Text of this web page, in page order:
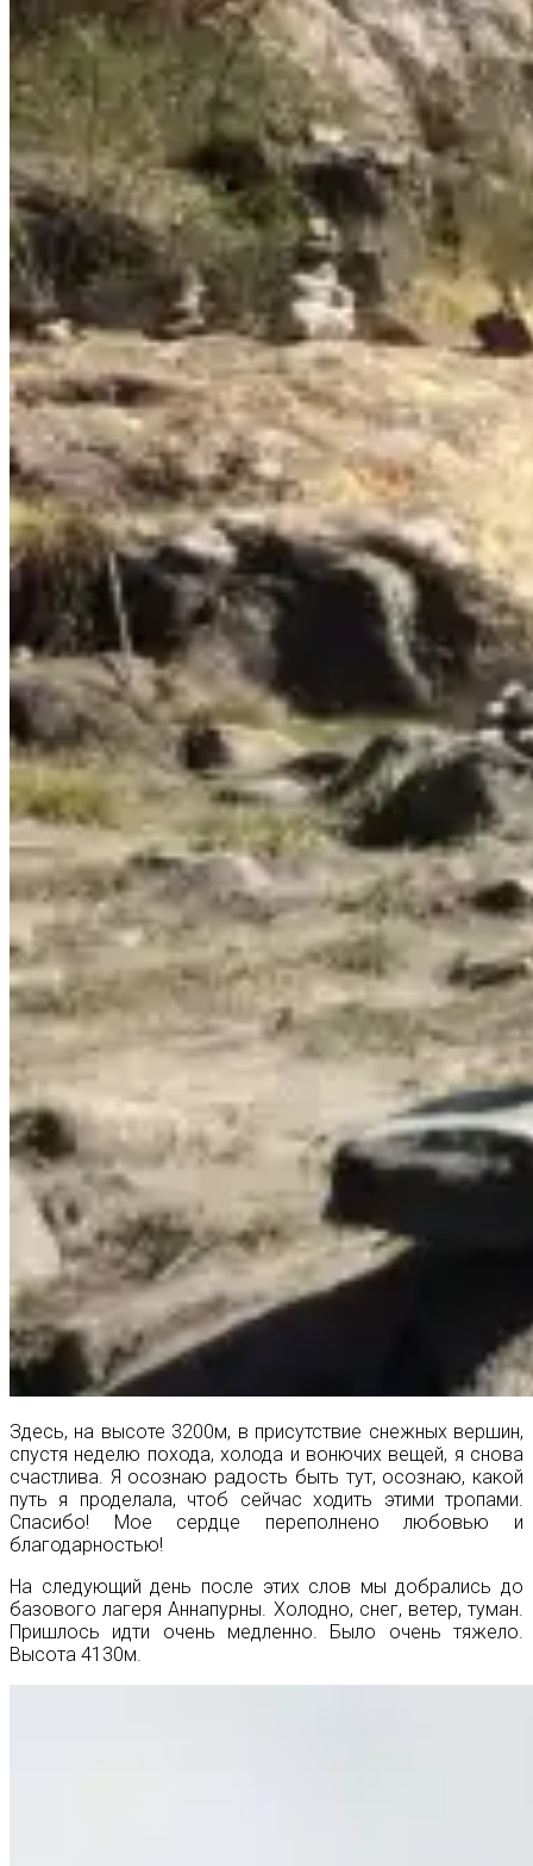
Здесь, на высоте 3200м, в присутствие снежных вершин,
спустя неделю похода, холода и вонючих вещей, я снова
счастлива. Я осознаю радость быть тут, осознаю, какой
путь я проделала, чтоб сейчас ходить этими тропами.
Спасибо! Мое сердце переполнено любовью и
благодарностью!
На следующий день после этих слов мы добрались до
базового лагеря Аннапурны. Холодно, снег, ветер, туман.
Пришлось идти очень медленно. Было очень тяжело.
Высота 4130м.